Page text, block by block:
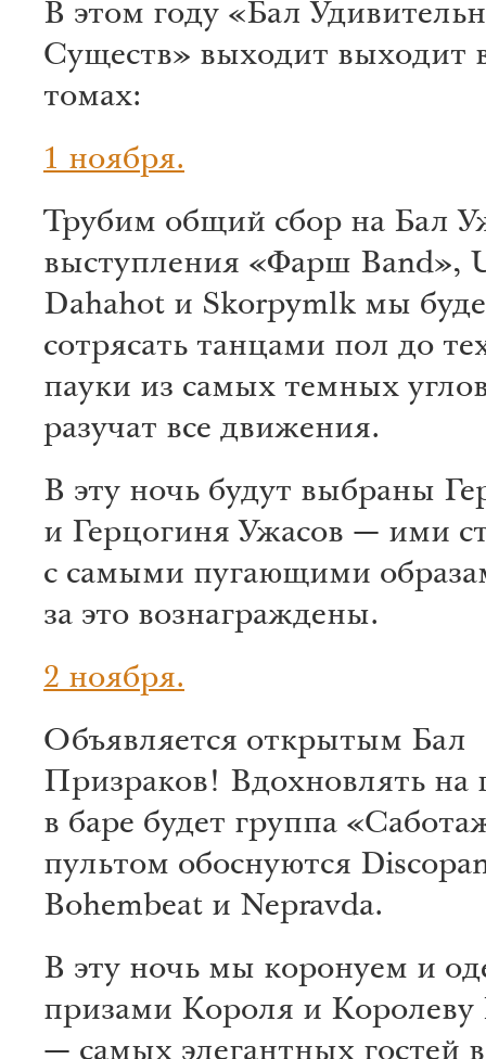
В этом году «Бал
Существ» выходит выходит
томах:
1 ноября.
Трубим общий сбор на Бал
выступления «Фарш Band»,
Dahahot и Skorpymlk мы
сотрясать танцами пол до
пауки из самых темных
разучат все движения.
В эту ночь будут выбраны
и Герцогиня Ужасов — ими
с самыми пугающими
за это вознаграждены.
2 ноября.
Объявляется открытым Бал
Призраков! Вдохновлять на
в баре будет группа
пультом обоснуются
Bohembeat и Nepravda.
В эту ночь мы коронуем и
призами Короля и Королеву